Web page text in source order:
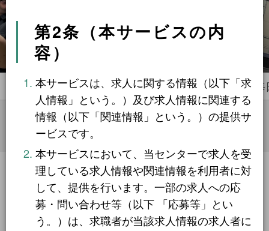
求人形態から探す
契約求人 62件
一般求人 49件
出張求人 1件
就業場所から探す
関西地方 155件
㈱若宮土木興業 毎日
雇用期間から探す
51件
第2条（本サービスの内
容）
本サービスは、求人に関する情報（以下「求
人情報」という。）及び求人情報に関連する
情報（以下「関連情報」という。）の提供サ
ービスです。
本サービスにおいて、当センターで求人を受
理している求人情報や関連情報を利用者に対
して、提供を行います。一部の求人への応
募・問い合わせ等（以下 「応募等」とい
う。）は、求職者が当該求人情報の求人者に